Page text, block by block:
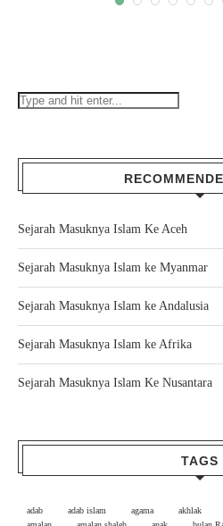
Sejarah Masuknya Islam Ke Aceh
Sejarah Masuknya Islam ke Myanmar
Sejarah Masuknya Islam ke Andalusia
Sejarah Masuknya Islam ke Afrika
Sejarah Masuknya Islam Ke Nusantara
TAGS
adab adab islam agama akhlak